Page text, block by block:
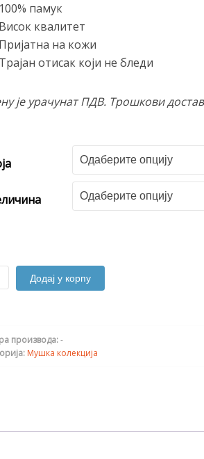
100% памук
Висок квалитет
Пријатна на кожи
Трајан отисак који не бледи
је урачунат ПДВ. Трошкови
Додај у корпу
производа:-
Мушка колекција